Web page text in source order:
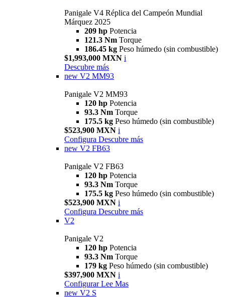
Panigale V4 Réplica del Campeón Mundial
Márquez 2025
209 hp Potencia
121.3 Nm Torque
186.45 kg Peso húmedo (sin combustible)
$1,993,000 MXN i
Descubre más
new V2 MM93
Panigale V2 MM93
120 hp Potencia
93.3 Nm Torque
175.5 kg Peso húmedo (sin combustible)
$523,900 MXN i
Configura Descubre más
new V2 FB63
Panigale V2 FB63
120 hp Potencia
93.3 Nm Torque
175.5 kg Peso húmedo (sin combustible)
$523,900 MXN i
Configura Descubre más
V2
Panigale V2
120 hp Potencia
93.3 Nm Torque
179 kg Peso húmedo (sin combustible)
$397,900 MXN i
Configurar Lee Mas
new V2 S